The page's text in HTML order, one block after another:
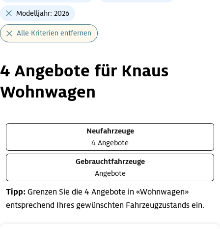
Modelljahr: 2026
Alle Kriterien entfernen
4 Angebote für Knaus
Wohnwagen
Neufahrzeuge
4 Angebote
Gebrauchtfahrzeuge
Angebote
Tipp: Grenzen Sie die 4 Angebote in «Wohnwagen»
entsprechend Ihres gewünschten Fahrzeugzustands ein.